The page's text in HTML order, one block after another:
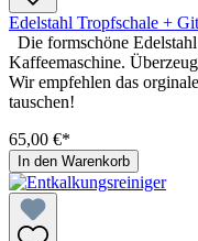
Edelstahl Tropfschale +
Die formschöne
Kaffeemaschine.
Wir empfehlen das
tauschen!
65,00 €*
In den Warenkorb